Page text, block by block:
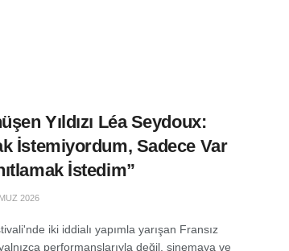
Yıldızı Léa Seydoux:
İstemiyordum, Sadece Var
İstedim”
2026
iki iddialı yapımla yarışan Fransız
performanslarıyla değil, sinemaya ve